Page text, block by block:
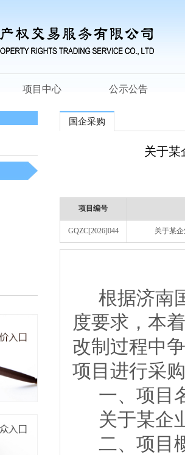
项目中心 公示公告
国企采购
关于某
项目编号
GQZC[2026]044 关于某
根据济南
度要求，本
改制过程中
项目 进行采
一、项目
关于某企
二、项目